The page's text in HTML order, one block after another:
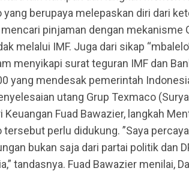
berupaya melepaskan diri dari
pinjaman dengan mekanisme
melalui IMF. Juga dari sikap
menyikapi surat teguran IMF dan
yang mendesak pemerintah
utang Grup Texmaco
Keuangan Fuad Bawazier, langkah
perlu didukung. ”Saya
bukan saja dari partai politik dan
tandasnya. Fuad Bawazier menilai,